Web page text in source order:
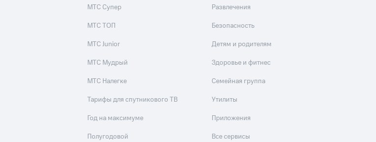
МТС Супер
МТС ТОП
МТС Junior
МТС Мудрый
МТС Налегке
Тарифы для спутникового ТВ
Год на максимуме
Полугодовой
Развлечения
Безопасность
Детям и родителям
Здоровье и фитнес
Семейная группа
Утилиты
Приложения
Все сервисы